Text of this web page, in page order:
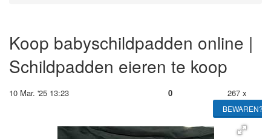
Koop babyschildpadden online |
Schildpadden eieren te koop
10 Mar. '25 13:23 0 267 x
BEWAREN?